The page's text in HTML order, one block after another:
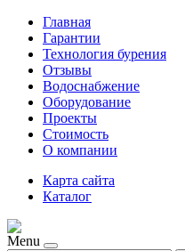
Главная
Гарантии
Технология бурения
Отзывы
Водоснабжение
Оборудование
Проекты
Стоимость
О компании
Карта сайта
Каталог
Menu